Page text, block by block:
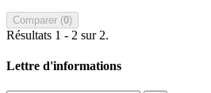
Comparer (0)
Résultats 1 - 2 sur 2.
Lettre d'informations